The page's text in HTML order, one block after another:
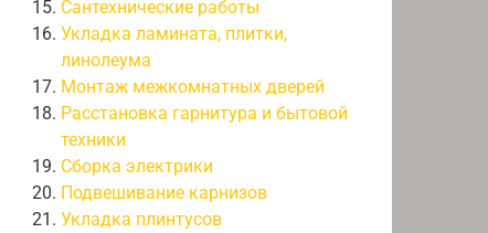
Сантехнические работы
Укладка ламината, плитки,
линолеума
Монтаж межкомнатных дверей
Расстановка гарнитура и бытовой
техники
Сборка электрики
Подвешивание карнизов
Укладка плинтусов